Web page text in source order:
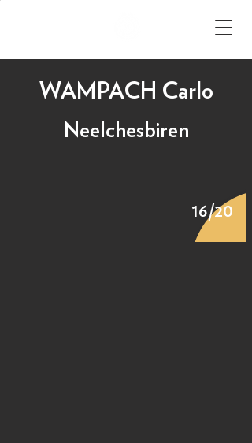
WAMPACH Carlo
Neelchesbiren
16/20